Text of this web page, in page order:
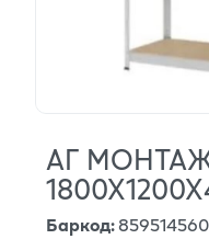
АГ
Баркод: